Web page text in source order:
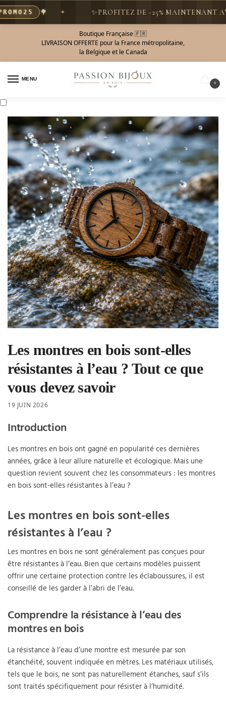
🌳 PROFITEZ DE -25% MAINTENANT
Boutique Française 🇫🇷
LIVRAISON OFFERTE pour la France métropolitaine,
la Belgique et le Canada
MENU
0
Les montres en bois sont-elles
résistantes à l’eau ? Tout ce que
vous devez savoir
19 JUIN 2026
Introduction
Les montres en bois ont gagné en popularité ces dernières
années, grâce à leur allure naturelle et écologique. Mais une
question revient souvent chez les consommateurs : les montres
en bois sont-elles résistantes à l’eau ?
Les montres en bois sont-elles
résistantes à l’eau ?
Les montres en bois ne sont généralement pas conçues pour
être résistantes à l’eau. Bien que certains modèles puissent
offrir une certaine protection contre les éclaboussures, il est
conseillé de les garder à l’abri de l’eau.
Comprendre la résistance à l’eau des
montres en bois
La résistance à l’eau d’une montre est mesurée par son
étanchéité, souvent indiquée en mètres. Les matériaux utilisés,
tels que le bois, ne sont pas naturellement étanches, sauf s’ils
sont traités spécifiquement pour résister à l’humidité.